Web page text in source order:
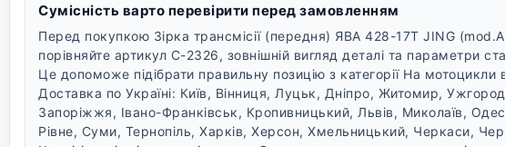
Сумісність варто перевірити перед замовленням
Перед покупкою Зірка трансмісії (передня) ЯВА 428-17T JING
порівняйте артикул C-2326, зовнішній вигляд деталі та параметри
Це допоможе підібрати правильну позицію з категорії На мотоцикли
Доставка по Україні: Київ, Вінниця, Луцьк, Дніпро, Житомир,
Запоріжжя, Івано-Франківськ, Кропивницький, Львів, Миколаїв,
Рівне, Суми, Тернопіль, Харків, Херсон, Хмельницький, Черкаси,